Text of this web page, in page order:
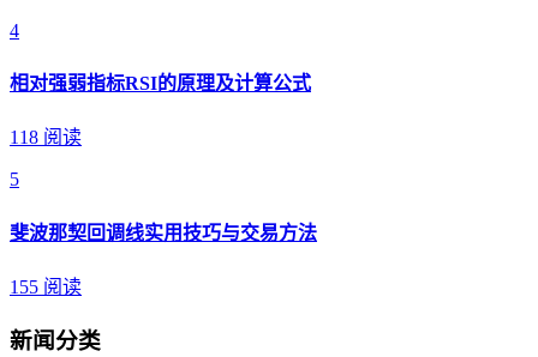
4
相对强弱指标RSI的原理及计算公式
118 阅读
5
斐波那契回调线实用技巧与交易方法
155 阅读
新闻分类